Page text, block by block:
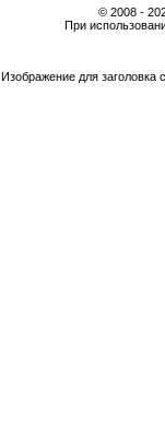
© 2008 -
При
Изображение для